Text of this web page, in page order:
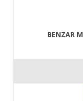
BENZAR